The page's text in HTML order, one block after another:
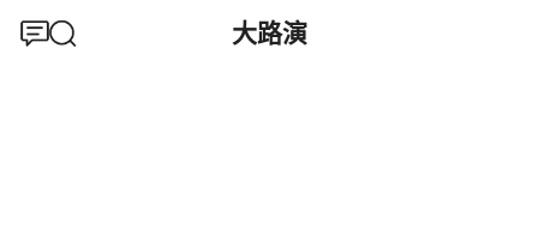
大路演